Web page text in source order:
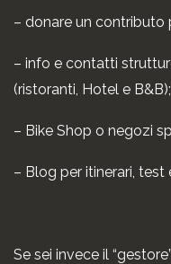
– donare un contributo
– info e contatti
(ristoranti, Hotel e B&B);
– Bike Shop o negozi
– Blog per itinerari, test
Se sei invece il